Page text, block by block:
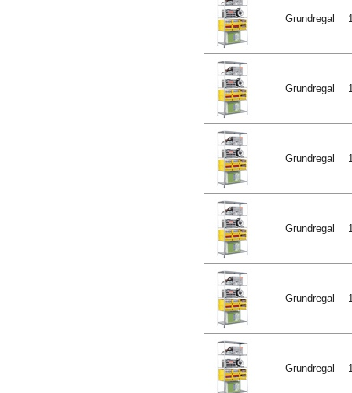
Grundregal
Grundregal
Grundregal
Grundregal
Grundregal
Grundregal